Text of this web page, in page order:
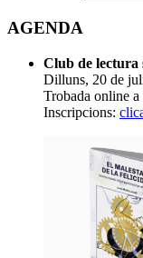
AGENDA
Club de lectura
Dilluns, 20 de
Trobada online
Inscripcions: